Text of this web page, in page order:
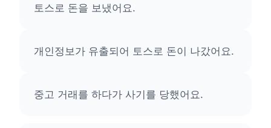
토스로 돈을 보냈어요.
개인정보가 유출되어 토스로 돈이 나갔어요.
중고 거래를 하다가 사기를 당했어요.